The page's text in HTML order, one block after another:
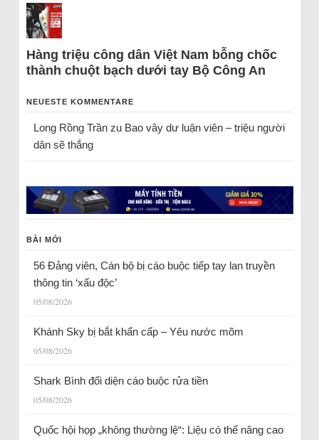
Hàng triệu công dân Việt Nam bỗng chốc
thành chuột bạch dưới tay Bộ Công An
NEUESTE KOMMENTARE
Long Rồng Trầnzu Bao vây dư luận viên – triệu người
dân sẽ thắng
BÀI MỚI
56 Đảng viên, Cán bộ bị cáo buộc tiếp tay lan truyền
thông tin ‘xấu độc’
05/08/2026
Khánh Sky bị bắt khẩn cấp – Yêu nước mõm
05/08/2026
Shark Bình đối diện cáo buộc rửa tiền
05/08/2026
Quốc hội họp „không thường lệ“: Liệu có thể nâng cao